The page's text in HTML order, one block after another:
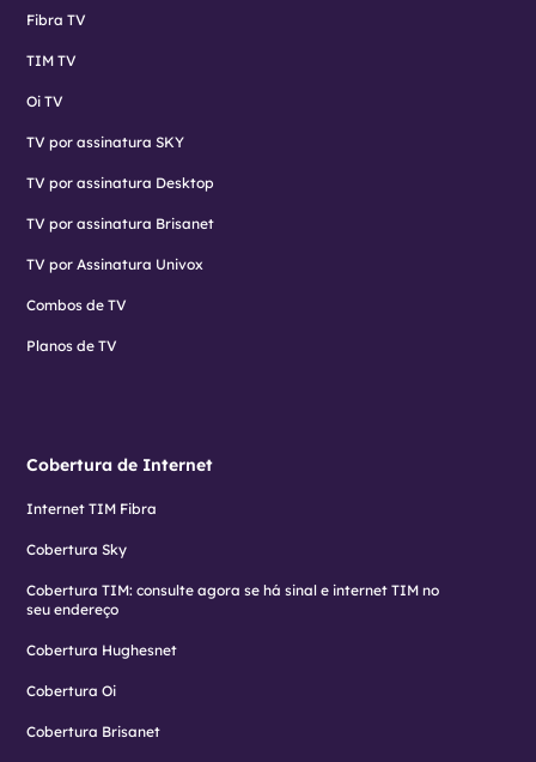
Fibra TV
TIM TV
Oi TV
TV por assinatura SKY
TV por assinatura Desktop
TV por assinatura Brisanet
TV por Assinatura Univox
Combos de TV
Planos de TV
Cobertura de Internet
Internet TIM Fibra
Cobertura Sky
Cobertura TIM: consulte agora se há sinal e internet TIM no
seu endereço
Cobertura Hughesnet
Cobertura Oi
Cobertura Brisanet